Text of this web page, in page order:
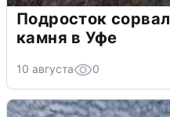
Подросток
камня в Уфе
10 августа 0